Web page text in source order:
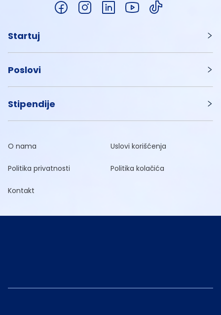
Startuj
Poslovi
Stipendije
O nama Uslovi korišćenja
Politika privatnosti Politika kolačića
Kontakt